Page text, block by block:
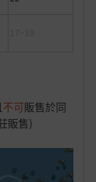
不可販售於同
販售)